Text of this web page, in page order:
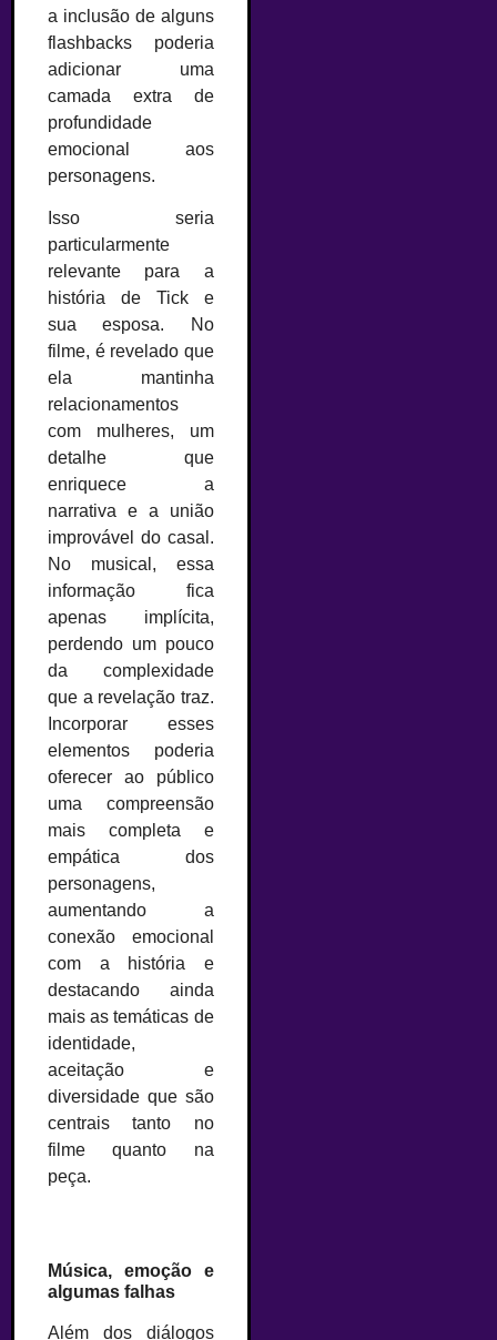
a inclusão de alguns
flashbacks poderia
adicionar uma
camada extra de
profundidade
emocional aos
personagens.
Isso seria
particularmente
relevante para a
história de Tick e
sua esposa. No
filme, é revelado que
ela mantinha
relacionamentos
com mulheres, um
detalhe que
enriquece a
narrativa e a união
improvável do casal.
No musical, essa
informação fica
apenas implícita,
perdendo um pouco
da complexidade
que a revelação traz.
Incorporar esses
elementos poderia
oferecer ao público
uma compreensão
mais completa e
empática dos
personagens,
aumentando a
conexão emocional
com a história e
destacando ainda
mais as temáticas de
identidade,
aceitação e
diversidade que são
centrais tanto no
filme quanto na
peça.
Música, emoção e
algumas falhas
Além dos diálogos